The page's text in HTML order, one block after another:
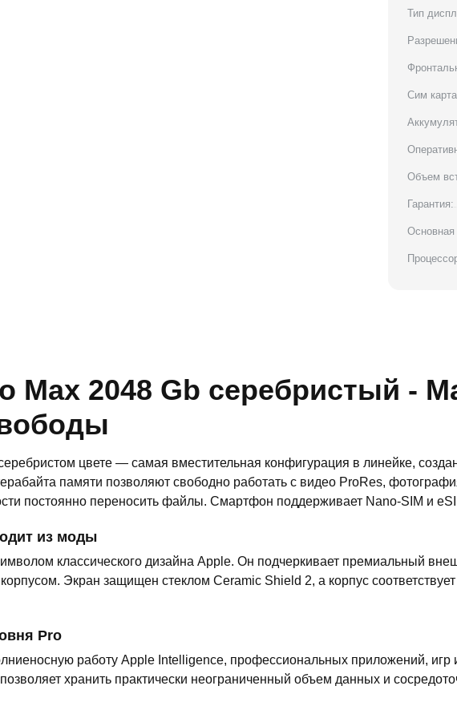
Тип
Сим
Объем
Гарантия:
Основная
Max 2048 Gb серебристый -
цвете — самая вместительная конфигурация в линейке,
памяти позволяют свободно работать с видео ProRes,
постоянно переносить файлы. Смартфон поддерживает Nano-SIM и
из моды
классического дизайна Apple. Он подчеркивает премиальный
Экран защищен стеклом Ceramic Shield 2, а корпус
Pro
работу Apple Intelligence, профессиональных приложений, игр
хранить практически неограниченный объем данных и